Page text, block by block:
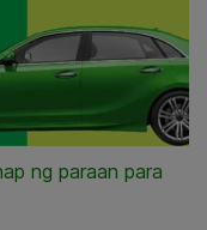
ng paraan para